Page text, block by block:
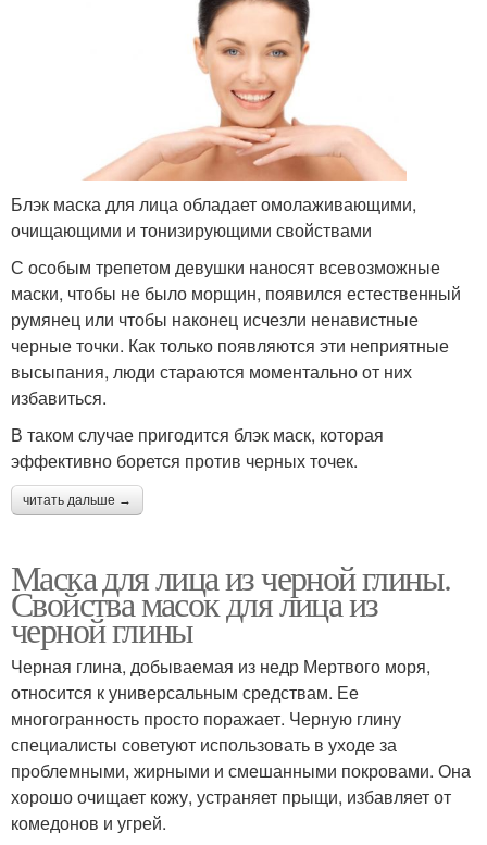
Блэк маска для лица обладает омолаживающими,
очищающими и тонизирующими свойствами
С особым трепетом девушки наносят всевозможные
маски, чтобы не было морщин, появился естественный
румянец или чтобы наконец исчезли ненавистные
черные точки. Как только появляются эти неприятные
высыпания, люди стараются моментально от них
избавиться.
В таком случае пригодится блэк маск, которая
эффективно борется против черных точек.
читать дальше →
Маска для лица из черной глины.
Свойства масок для лица из
черной глины
Черная глина, добываемая из недр Мертвого моря,
относится к универсальным средствам. Ее
многогранность просто поражает. Черную глину
специалисты советуют использовать в уходе за
проблемными, жирными и смешанными покровами. Она
хорошо очищает кожу, устраняет прыщи, избавляет от
комедонов и угрей.